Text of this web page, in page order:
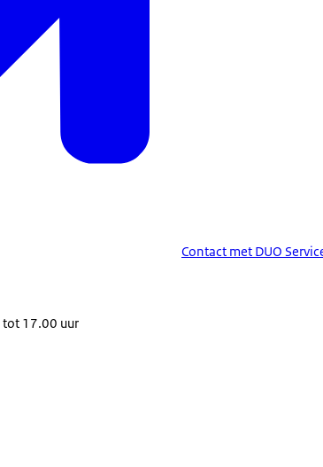
Contact met DUO
tot 17.00 uur